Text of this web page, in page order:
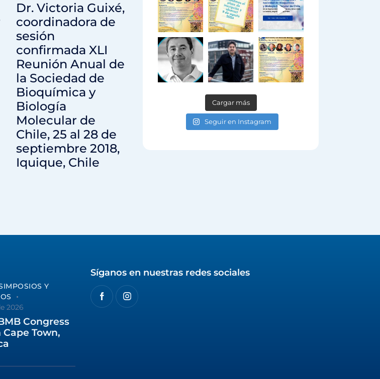
Dr. Victoria Guixé,
coordinadora de
sesión
confirmada XLI
Reunión Anual de
la Sociedad de
Bioquímica y
Biología
Molecular de
Chile, 25 al 28 de
septiembre 2018,
Iquique, Chile
Cargar más
Seguir en Instagram
Y
2026
Congress
Cape Town,
Síganos en nuestras redes sociales